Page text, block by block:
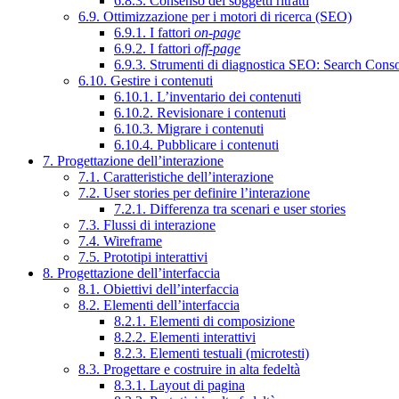
6.9. Ottimizzazione per i motori di ricerca (SEO)
6.9.1. I fattori on-page
6.9.2. I fattori off-page
6.9.3. Strumenti di diagnostica SEO: Search
6.10. Gestire i contenuti
6.10.1. L’inventario dei contenuti
6.10.2. Revisionare i contenuti
6.10.3. Migrare i contenuti
6.10.4. Pubblicare i contenuti
7. Progettazione dell’interazione
7.1. Caratteristiche dell’interazione
7.2. User stories per definire l’interazione
7.2.1. Differenza tra scenari e user stories
7.3. Flussi di interazione
7.4. Wireframe
7.5. Prototipi interattivi
8. Progettazione dell’interfaccia
8.1. Obiettivi dell’interfaccia
8.2. Elementi dell’interfaccia
8.2.1. Elementi di composizione
8.2.2. Elementi interattivi
8.2.3. Elementi testuali (microtesti)
8.3. Progettare e costruire in alta fedeltà
8.3.1. Layout di pagina